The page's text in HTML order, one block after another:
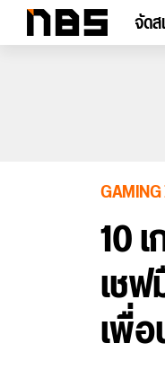
จัดส
10
เช
เพื่